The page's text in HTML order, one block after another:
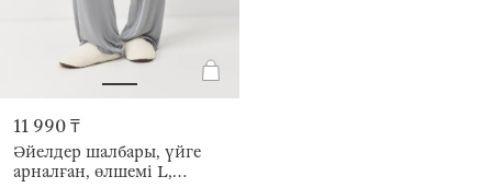
11 990 ₸
Әйелдер шалбары, үйге
арналған, өлшемі L,